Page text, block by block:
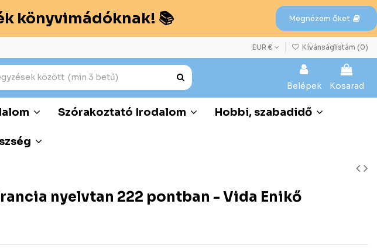
könyvimádóknak! 📚 Megnézem őket
EUR € Kívánságlistám (0)
Belépek Kosarad
Szórakoztató Irodalom Hobbi, szabadidő
nyelvtan 222 pontban - Vida Enikő